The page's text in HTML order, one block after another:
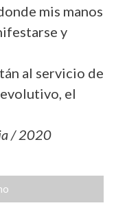
mis manos
y
al servicio de
el
/ 2020